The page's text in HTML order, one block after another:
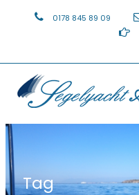
0178 845 89 09
Tag